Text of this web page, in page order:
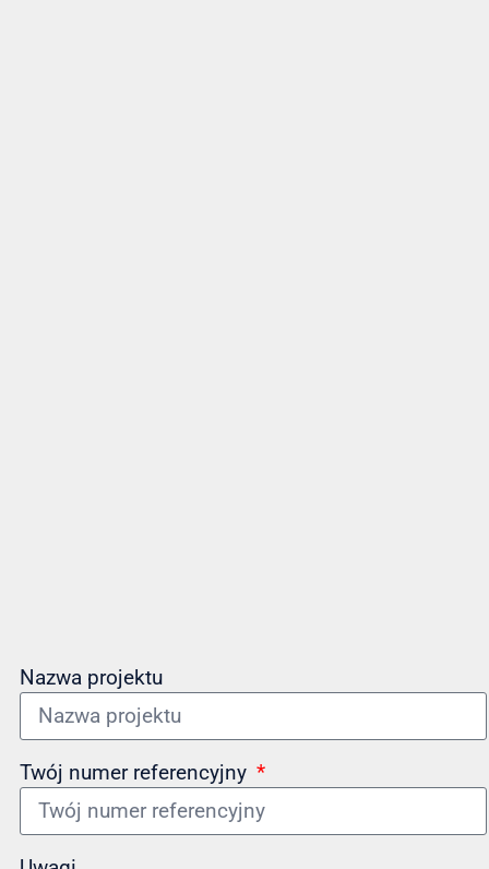
Nazwa projektu
Twój numer referencyjny